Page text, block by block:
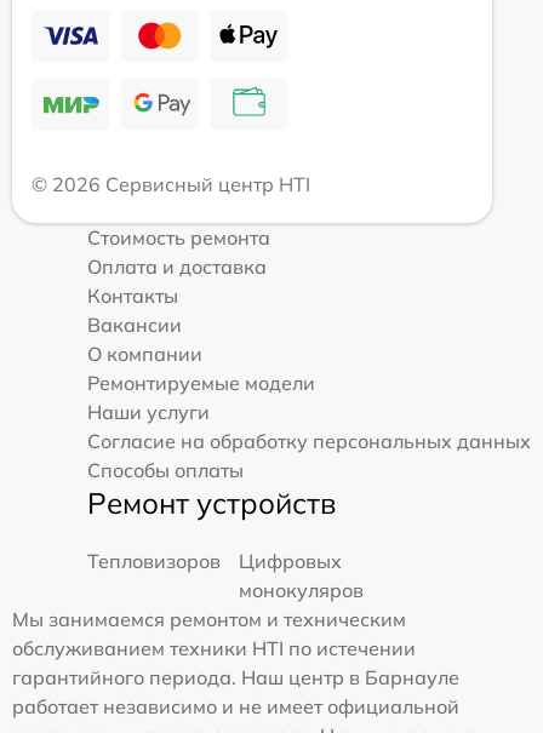
© 2026 Сервисный центр HTI
Стоимость ремонта
Оплата и доставка
Контакты
Вакансии
О компании
Ремонтируемые модели
Наши услуги
Согласие на обработку персональных данных
Способы оплаты
Ремонт устройств
Тепловизоров
Цифровых
монокуляров
Мы занимаемся ремонтом и техническим
обслуживанием техники HTI по истечении
гарантийного периода. Наш центр в Барнауле
работает независимо и не имеет официальной